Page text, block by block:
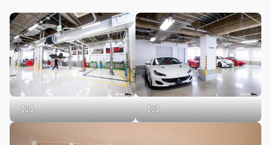
【1】 【2】